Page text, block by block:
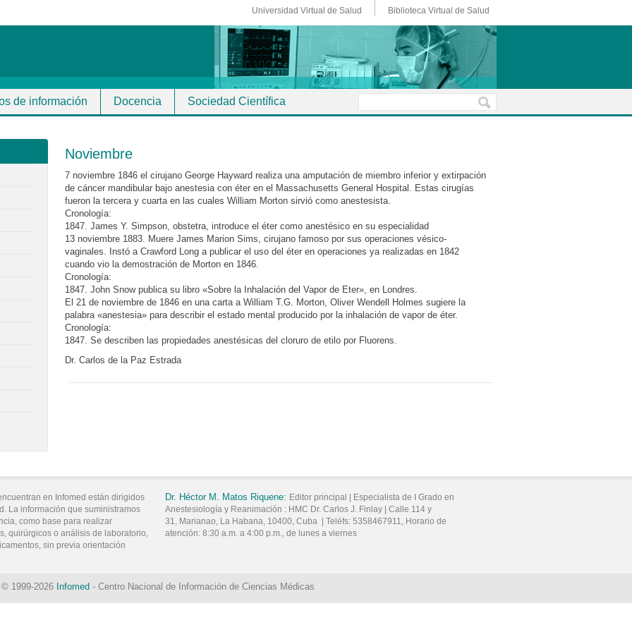
Universidad Virtual de Salud Biblioteca Virtual de Salud
de información Docencia Sociedad Científica
Noviembre
7 noviembre 1846 el cirujano George Hayward realiza una amputación de miembro inferior y extirpación
de cáncer mandibular bajo anestesia con éter en el Massachusetts General Hospital. Estas cirugías
fueron la tercera y cuarta en las cuales William Morton sirvió como anestesista.
Cronología:
1847. James Y. Simpson, obstetra, introduce el éter como anestésico en su especialidad
13 noviembre 1883. Muere James Marion Sims, cirujano famoso por sus operaciones vésico-
vaginales. Instó a Crawford Long a publicar el uso del éter en operaciones ya realizadas en 1842
cuando vio la demostración de Morton en 1846.
Cronología:
1847. John Snow publica su libro «Sobre la Inhalación del Vapor de Eter», en Londres.
El 21 de noviembre de 1846 en una carta a William T.G. Morton, Oliver Wendell Holmes sugiere la
palabra «anestesia» para describir el estado mental producido por la inhalación de vapor de éter.
Cronología:
1847. Se describen las propiedades anestésicas del cloruro de etilo por Fluorens.
Dr. Carlos de la Paz Estrada
en Infomed están dirigidos
La información que suministramos
como base para realizar
quirúrgicos o análisis de laboratorio,
sin previa orientación
Dr. Héctor M. Matos Riquene: Editor principal |
Especialista de I Grado en
Anestesiología y Reanimación : HMC Dr. Carlos J. Finlay | Calle 114 y
31, Marianao, La Habana, 10400, Cuba Teléfs: 5358467911, Horario de
atención: 8:30 a.m. a 4:00 p.m., de lunes a viernes
© 1999-2026 Infomed - Centro Nacional de Información de Ciencias Médicas